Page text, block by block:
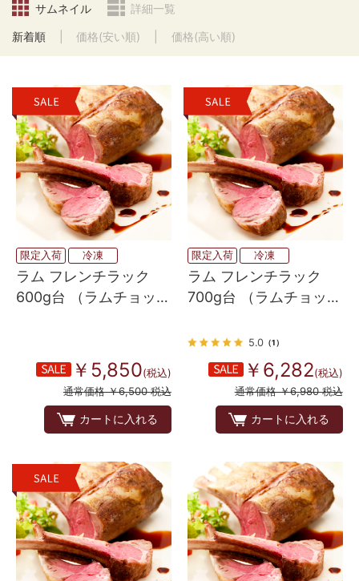
サムネイル 詳細一覧
新着順 価格(安い順) 価格(高い順)
限定入荷 冷凍
ラム フレンチラック
600g台 （ラムチョッ
￥5,850(税込)
通常価格 ￥6,500 税込
カートに入れる
限定入荷 冷凍
ラム フレンチラック
700g台 （ラムチョッ
5.0（1）
￥6,282(税込)
通常価格 ￥6,980 税込
カートに入れる